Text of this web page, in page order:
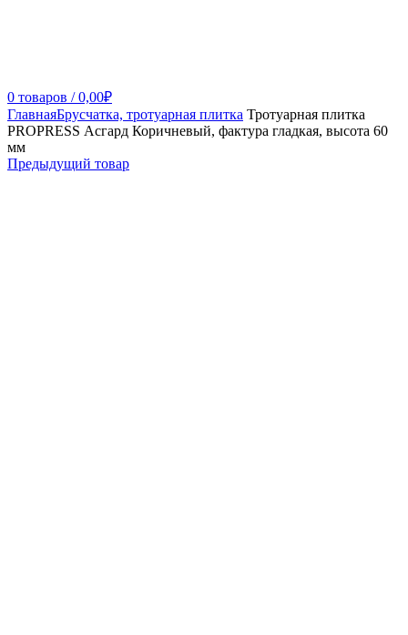
0 товаров / 0,00₽
ГлавнаяБрусчатка, тротуарная плитка Тротуарная плитка
PROPRESS Асгард Коричневый, фактура гладкая, высота 60
мм
Предыдущий товар